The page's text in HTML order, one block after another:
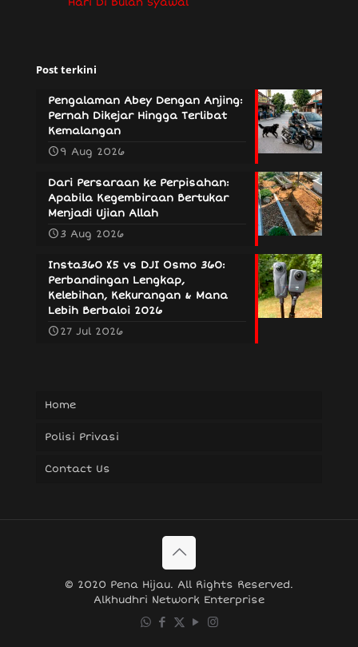
Post terkini
Pengalaman Abey Dengan Anjing:
Pernah Dikejar Hingga Terlibat
Kemalangan
9 Aug 2026
Dari Persaraan ke Perpisahan:
Apabila Kegembiraan Bertukar
Menjadi Ujian Allah
3 Aug 2026
Insta360 X5 vs DJI Osmo 360:
Perbandingan Lengkap,
Kelebihan, Kekurangan & Mana
Lebih Berbaloi 2026
27 Jul 2026
Home
Polisi Privasi
Contact Us
© 2020 Pena Hijau. All Rights Reserved.
Alkhudhri Network Enterprise